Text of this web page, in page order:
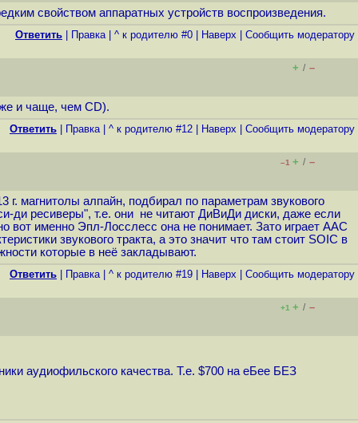
свойством аппаратных устройств воспроизведения.
Ответить Правка| ^ к родителю #0 Наверх Cообщить модератору
+ / –
и чаще, чем CD).
Ответить Правка| ^ к родителю #12 Наверх Cообщить модератору
–1 + / –
магнитолы алпайн, подбирал по параметрам звукового
ди ресиверы", т.е. они не читают ДиВиДи диски, даже если
вот именно Эпл-Лосслесс она не понимает. Зато играет ААС
звукового тракта, а это значит что там стоит SOIC в
которые в неё закладывают.
Ответить Правка| ^ к родителю #19 Наверх Cообщить модератору
+1 + / –
аудиофильского качества. Т.е. $700 на еБее БЕЗ